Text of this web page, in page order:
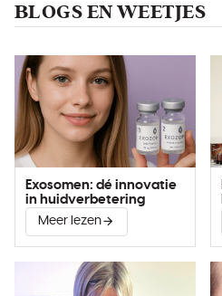
BLOGS EN WEETJES
Exosomen: dé innovatie
in huidverbetering
Meer lezen